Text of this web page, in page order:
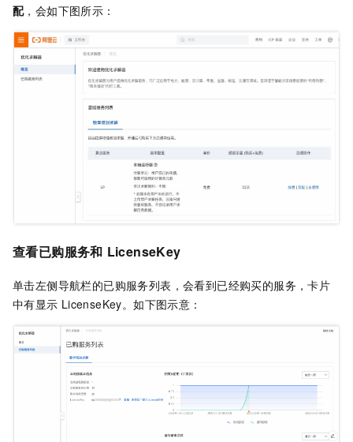
配，会如下图所示：
查看已购服务和 LicenseKey
单击左侧导航栏的已购服务列表，会看到已经购买的服务，卡片
中有显示 LicenseKey。如下图示意：